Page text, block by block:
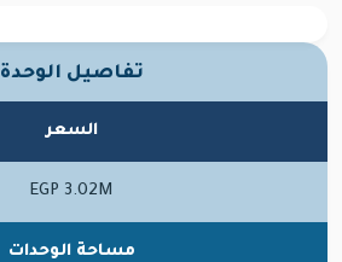
تفاصيل الوحدة
السعر
EGP 3.02M
مساحة الوحدات